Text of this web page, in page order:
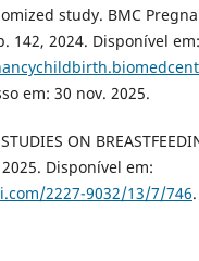
study. BMC
142, 2024. Disponível em:
em: 30 nov. 2025.
ON
Disponível em:
2227-9032/13/7/746